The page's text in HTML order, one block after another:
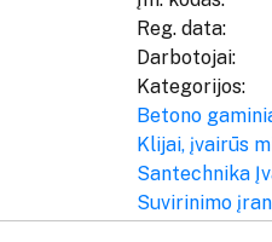
Reg. data:
Darbotojai:
Kategorijos:
Betono
Klijai, įvairūs
Santechnika
Suvirinimo